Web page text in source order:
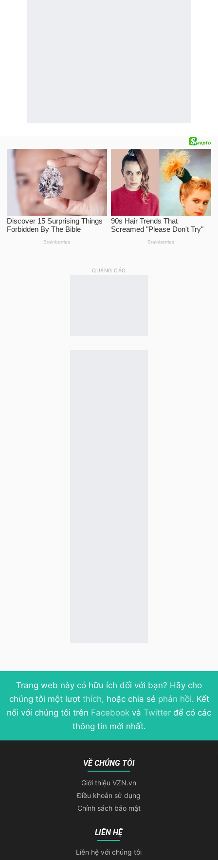
QUẢNG CÁO
Trang web này có hữu ích đối với bạn? Hãy cho
chúng tôi một lượt thích, hoặc chia sẻ phản hồi. Kết
nối với chúng tôi trên Facebook và Twitter để có các
thông tin mới nhất.
VỀ CHÚNG TÔI
Giới thiệu VZN.vn
Điều khoản sử dụng
Chính sách bảo mật
LIÊN HỆ
Liên hệ với chúng tôi